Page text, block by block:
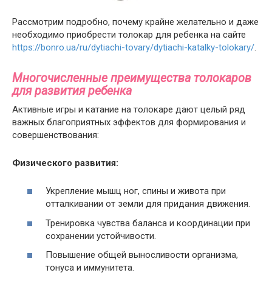
Рассмотрим подробно, почему крайне желательно и даже
необходимо приобрести толокар для ребенка на сайте
https://bonro.ua/ru/dytiachi-tovary/dytiachi-katalky-tolokary/
Многочисленные преимущества толокаров
для развития ребенка
Активные игры и катание на толокаре дают целый ряд
важных благоприятных эффектов для формирования и
совершенствования:
Физического развития:
Укрепление мышц ног, спины и живота при
отталкивании от земли для придания движения.
Тренировка чувства баланса и координации при
сохранении устойчивости.
Повышение общей выносливости организма,
тонуса и иммунитета.